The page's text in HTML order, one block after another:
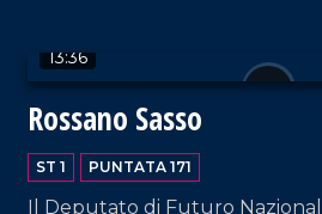
13:36
Rossano Sasso
ST 1 PUNTATA 171
Il Deputato di Futuro
VAI AL TITOLO